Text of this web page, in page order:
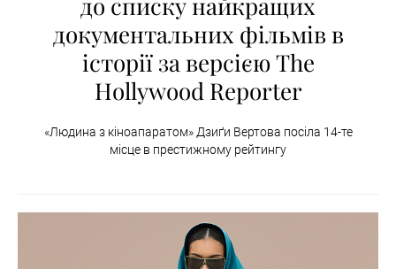
документальних фільмів в
історії за версією The
Hollywood Reporter
«Людина з кіноапаратом» Дзиґи Вертова посіла 14-те
місце в престижному рейтингу